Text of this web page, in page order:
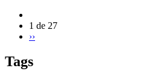
1 de 27
››
Tags